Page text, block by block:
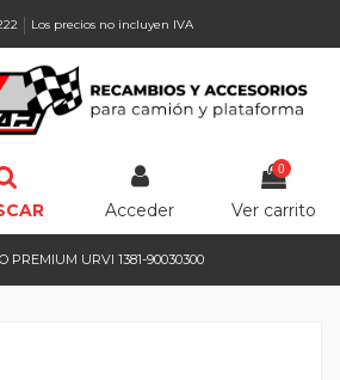
Los precios no incluyen IVA
Acceder
0
Ver carrito
PREMIUM URVI 1381-90030300